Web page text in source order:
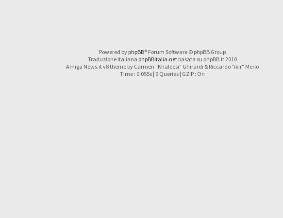
Powered by phpBB® Forum Software © phpBB Group
Traduzione Italiana phpBBItalia.netbasata su phpBB.it 2010
Amiga News.it v8 theme by Carmen "Khaleesi" Ghirardi & Riccardo "ikir" Merlo
Time : 0.055s | 9 Queries | GZIP : On